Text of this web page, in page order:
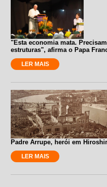
"Esta economia mata.
estruturas", afirma o Papa
LER MAIS
Padre Arrupe, herói em
LER MAIS